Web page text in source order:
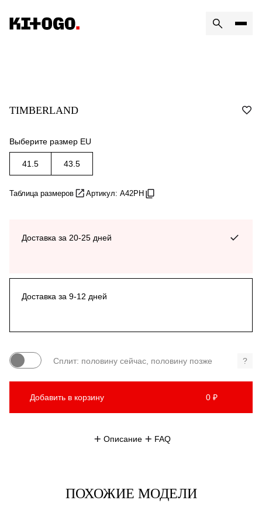
TIMBERLAND
Выберите размер EU
41.5 43.5
Таблица размеров Артикул: A42PH
Доставка за 20-25 дней
Доставка за 9-12 дней
Сплит: половину сейчас, половину позже ?
Добавить в корзину 0 ₽
Описание FAQ
ПОХОЖИЕ МОДЕЛИ